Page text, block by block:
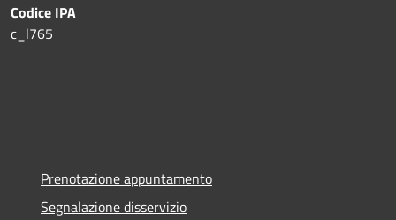
Codice IPA
c_l765
Prenotazione appuntamento
Segnalazione disservizio